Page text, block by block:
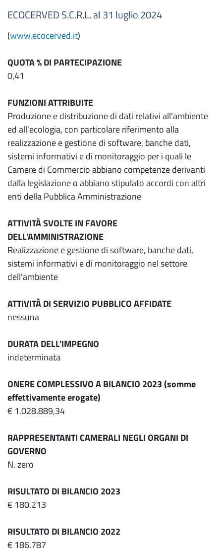
ECOCERVED S.C.R.L. al 31 luglio 2024
(www.ecocerved.it)
QUOTA % DI PARTECIPAZIONE
0,41
FUNZIONI ATTRIBUITE
Produzione e distribuzione di dati relativi all'ambiente
ed all'ecologia, con particolare riferimento alla
realizzazione e gestione di software, banche dati,
sistemi informativi e di monitoraggio per i quali le
Camere di Commercio abbiano competenze derivanti
dalla legislazione o abbiano stipulato accordi con altri
enti della Pubblica Amministrazione
ATTIVITÀ SVOLTE IN FAVORE
DELL'AMMINISTRAZIONE
Realizzazione e gestione di software, banche dati,
sistemi informativi e di monitoraggio nel settore
dell'ambiente
ATTIVITÀ DI SERVIZIO PUBBLICO AFFIDATE
nessuna
DURATA DELL'IMPEGNO
indeterminata
ONERE COMPLESSIVO A BILANCIO 2023 (somme
effettivamente erogate)
€ 1.028.889,34
RAPPRESENTANTI CAMERALI NEGLI ORGANI DI
GOVERNO
N. zero
RISULTATO DI BILANCIO 2023
€ 180.213
RISULTATO DI BILANCIO 2022
€ 186.787